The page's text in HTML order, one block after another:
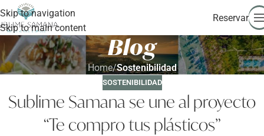
Skip to navigation
Skip to main content
Reservar
Blog
Home/Sostenibilidad
SOSTENIBILIDAD
Sublime Samana se une al proyecto
“Te compro tus plásticos”